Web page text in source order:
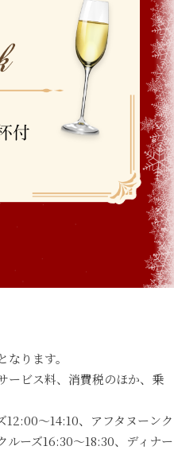
ります。
ービス料、消費税のほか、乗
〜14:10、アフタヌーンク
ルーズ16:30～18:30、ディナー